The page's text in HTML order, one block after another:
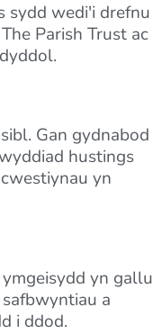
sydd wedi'i drefnu
Parish Trust ac
Gan gydnabod
hustings
yn
yn gallu
a
i ddod.